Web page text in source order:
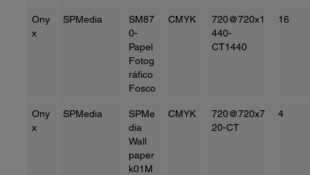
Ony
x
SPMedia
SM87
0-
Papel
Fotog
ráfico
Fosco
CMYK
720@720x1
440-
CT1440
16
Ony
x
SPMedia
SPMe
dia
Wall
paper
k01M
CMYK
720@720x7
20-CT
4